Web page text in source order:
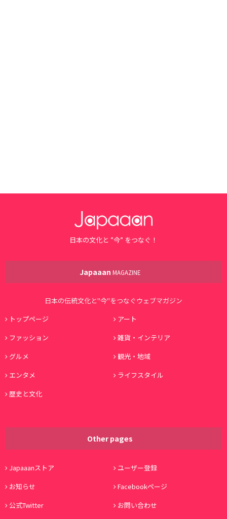
日本の文化と ”今” をつなぐ！
Japaaan MAGAZINE
日本の伝統文化と"今"をつなぐウェブマガジン
トップページ
アート
ファッション
雑貨・インテリア
グルメ
観光・地域
エンタメ
ライフスタイル
歴史と文化
Other pages
Japaaanストア
ユーザー登録
お知らせ
Facebookページ
公式Twitter
お問い合わせ